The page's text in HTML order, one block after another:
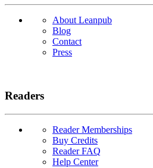
About Leanpub
Blog
Contact
Press
Readers
Reader Memberships
Buy Credits
Reader FAQ
Help Center